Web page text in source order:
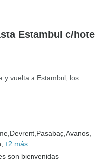
Estambul c/hotel
y vuelta a Estambul, los
Devrent, Pasabag, Avanos,
+2 más
son bienvenidas